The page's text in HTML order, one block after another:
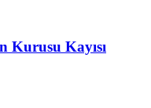
Kurusu Kayısı